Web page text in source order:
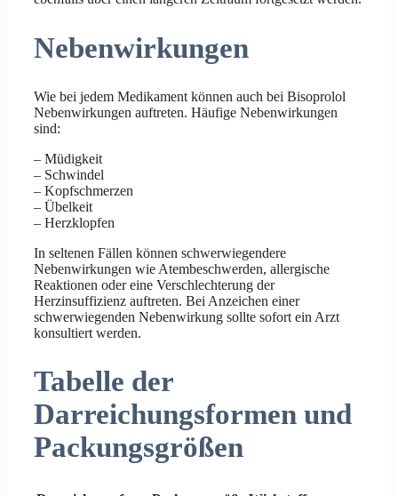
Nebenwirkungen
Wie bei jedem Medikament können auch bei Bisoprolol
Nebenwirkungen auftreten. Häufige Nebenwirkungen
sind:
– Müdigkeit
– Schwindel
– Kopfschmerzen
– Übelkeit
– Herzklopfen
In seltenen Fällen können schwerwiegendere
Nebenwirkungen wie Atembeschwerden, allergische
Reaktionen oder eine Verschlechterung der
Herzinsuffizienz auftreten. Bei Anzeichen einer
schwerwiegenden Nebenwirkung sollte sofort ein Arzt
konsultiert werden.
Tabelle der
Darreichungsformen und
Packungsgrößen